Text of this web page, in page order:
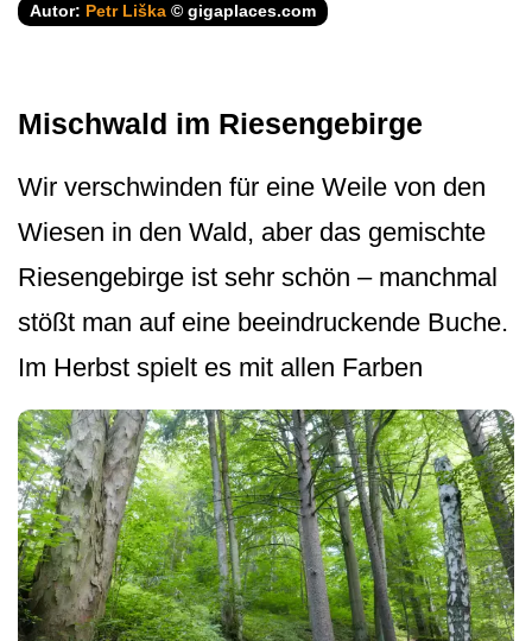
Autor: Petr Liška © gigaplaces.com
Mischwald im Riesengebirge
Wir verschwinden für eine Weile von den
Wiesen in den Wald, aber das gemischte
Riesengebirge ist sehr schön – manchmal
stößt man auf eine beeindruckende Buche.
Im Herbst spielt es mit allen Farben